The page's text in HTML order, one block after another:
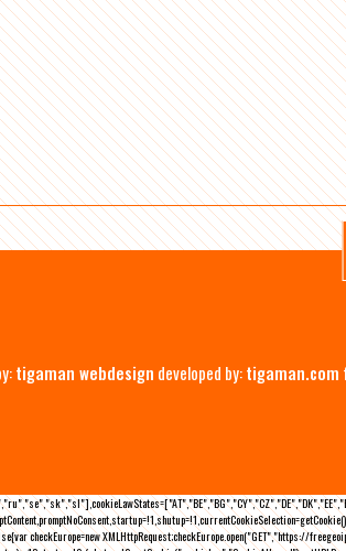
tigaman webdesign developed by:tigaman.com
checkEurope=new XMLHttpRequest;checkEurope.open("GET","https://